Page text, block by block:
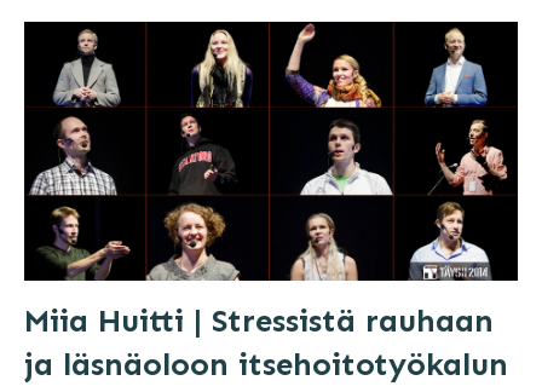
Miia Huitti | Stressistä rauhaan
ja läsnäoloon itsehoitotyökalun